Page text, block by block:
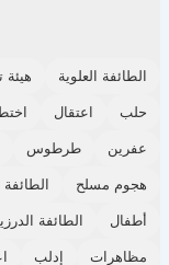
الطائفة العلوية هيئة
حلب اعتقال
عفرين طرطوس
هجوم مسلح الطائفة
أطفال الطائفة
مظاهرات إدلب